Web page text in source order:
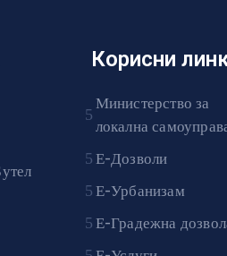
Корисни
Министерство за
локална
Е-Дозволи
Е-Урбанизам
Е-Градежна